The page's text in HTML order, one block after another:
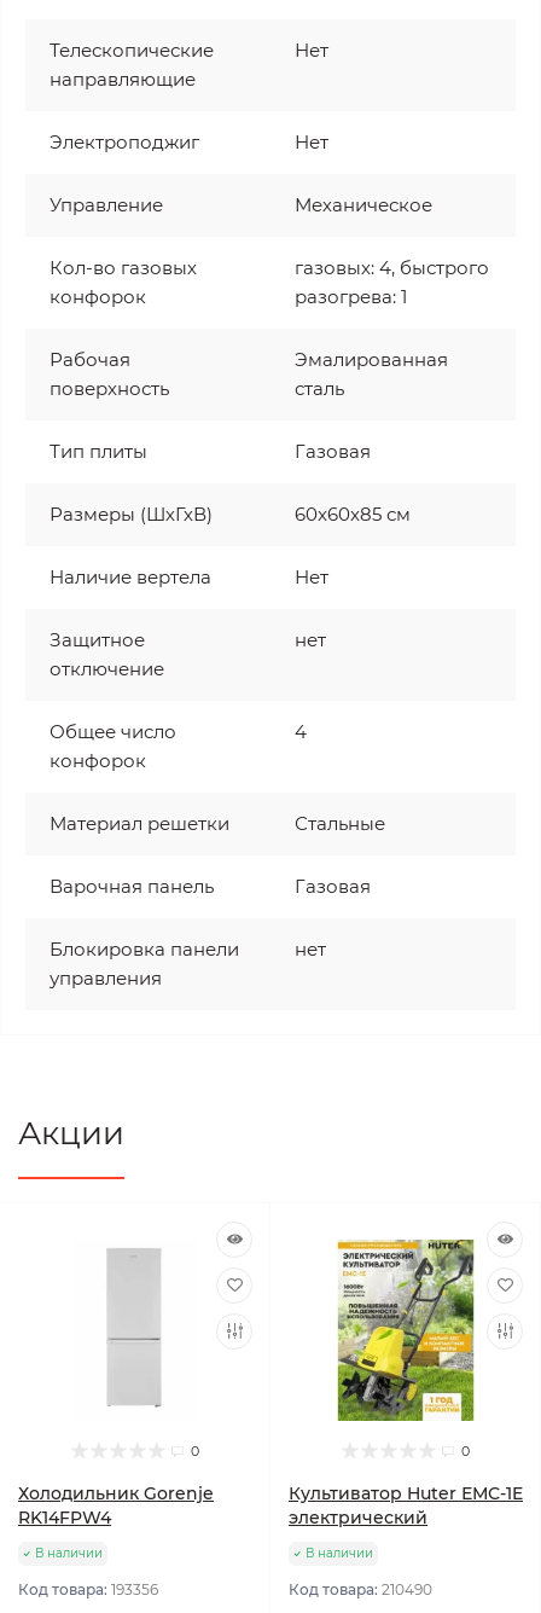
Телескопические
направляющие
Нет
Электроподжиг Нет
Управление Механическое
Кол-во газовых
конфорок
газовых: 4, быстрого
разогрева: 1
Рабочая
поверхность
Эмалированная
сталь
Тип плиты Газовая
Размеры (ШхГхВ) 60x60x85 см
Наличие вертела Нет
Защитное
отключение
нет
Общее число
конфорок
4
Материал решетки Стальные
Варочная панель Газовая
Блокировка панели
управления
нет
Акции
0
Холодильник Gorenje
RK14FPW4
В наличии
Код товара: 193356
0
Культиватор Huter ЕМС-1E
электрический
В наличии
Код товара: 210490